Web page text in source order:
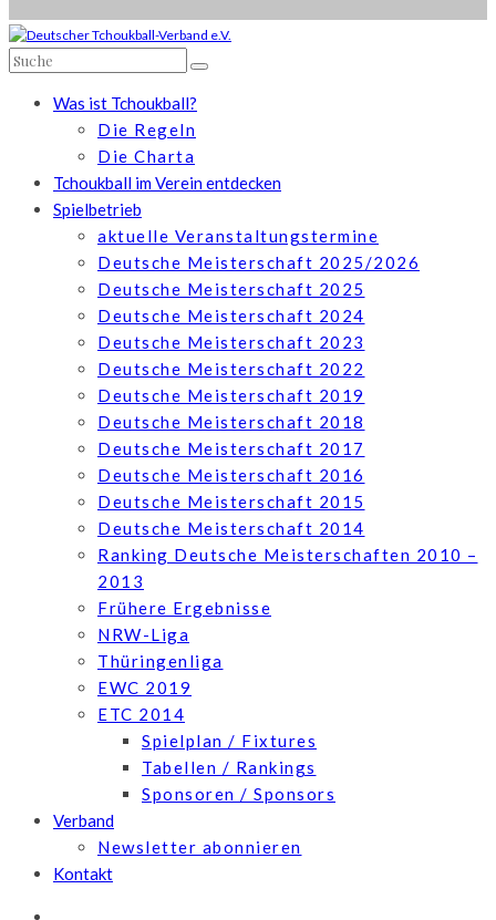
Was ist Tchoukball?
Die Regeln
Die Charta
Tchoukball im Verein entdecken
Spielbetrieb
aktuelle Veranstaltungstermine
Deutsche Meisterschaft 2025/2026
Deutsche Meisterschaft 2025
Deutsche Meisterschaft 2024
Deutsche Meisterschaft 2023
Deutsche Meisterschaft 2022
Deutsche Meisterschaft 2019
Deutsche Meisterschaft 2018
Deutsche Meisterschaft 2017
Deutsche Meisterschaft 2016
Deutsche Meisterschaft 2015
Deutsche Meisterschaft 2014
Ranking Deutsche Meisterschaften 2010 –
2013
Frühere Ergebnisse
NRW-Liga
Thüringenliga
EWC 2019
ETC 2014
Spielplan / Fixtures
Tabellen / Rankings
Sponsoren / Sponsors
Verband
Newsletter abonnieren
Kontakt